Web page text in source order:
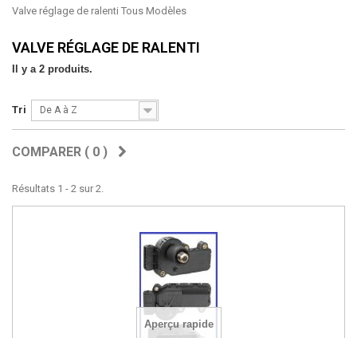
Valve réglage de ralenti Tous Modèles
VALVE RÉGLAGE DE RALENTI
Il y a 2 produits.
Tri De A à Z
COMPARER ( 0 )
Résultats 1 - 2 sur 2.
Aperçu rapide